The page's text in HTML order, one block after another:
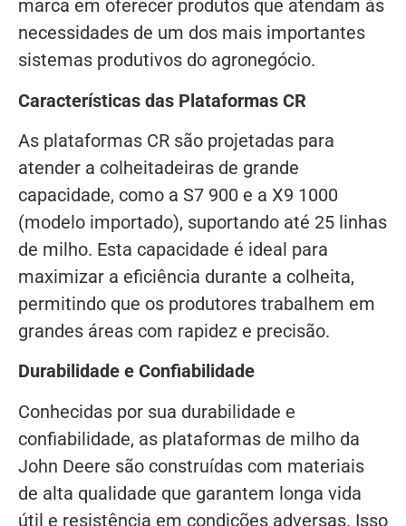
marca em oferecer produtos que atendam às
necessidades de um dos mais importantes
sistemas produtivos do agronegócio.
Características das Plataformas CR
As plataformas CR são projetadas para
atender a colheitadeiras de grande
capacidade, como a S7 900 e a X9 1000
(modelo importado), suportando até 25 linhas
de milho. Esta capacidade é ideal para
maximizar a eficiência durante a colheita,
permitindo que os produtores trabalhem em
grandes áreas com rapidez e precisão.
Durabilidade e Confiabilidade
Conhecidas por sua durabilidade e
confiabilidade, as plataformas de milho da
John Deere são construídas com materiais
de alta qualidade que garantem longa vida
útil e resistência em condições adversas. Isso